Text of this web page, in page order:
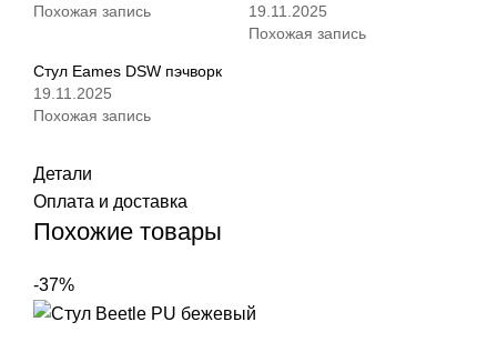
Похожая запись
19.11.2025
Похожая запись
Стул Eames DSW пэчворк
19.11.2025
Похожая запись
Детали
Оплата и доставка
Похожие товары
-37%